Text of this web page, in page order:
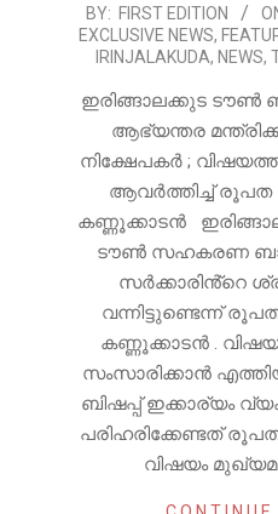
2026-
07-
BY: FIRST EDITION
EXCLUSIVE NEWS,
IRINJALAKUDA, NEWS,
ഇരിങ്ങാലക്കുട ടൗൺ
ആഭ്യന്തര
നിക്ഷേപകർ ;
ആവർത്തിച്ച് രൂപത
കണ്ണൂക്കാടൻ
ടൗൺ സഹകരണ
സർക്കാരിൻ്റെ
വന്നിട്ടുണ്ടെന്ന്
കണ്ണൂക്കാടൻ .
സംസാരിക്കാൻ
ബിഷപ്പ് ഇക്കാര്യം
പരിഹരിക്കേണ്ടത്
വിഷയം